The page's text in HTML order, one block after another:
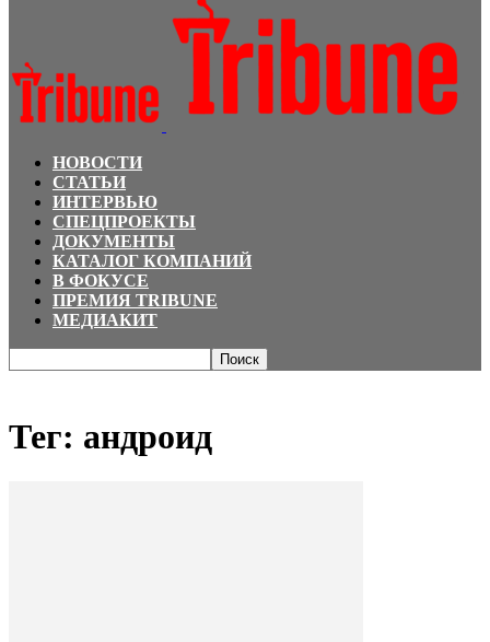
НОВОСТИ
СТАТЬИ
ИНТЕРВЬЮ
СПЕЦПРОЕКТЫ
ДОКУМЕНТЫ
КАТАЛОГ КОМПАНИЙ
В ФОКУСЕ
ПРЕМИЯ TRIBUNE
МЕДИАКИТ
Тег: андроид